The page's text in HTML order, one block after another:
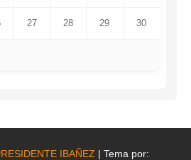
27 28 29 30
IBAÑEZ | Tema por: